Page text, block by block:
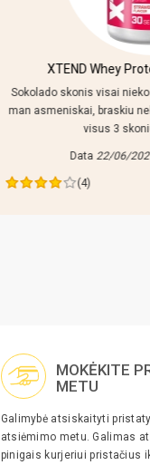
XTEND Whey
Sokolado skonis visai
man asmeniskai, braskiu
visus 3
Data 22/06/
(4)
MOKĖKITE
METU
Galimybė atsiskaityti
atsiėmimo metu. Galimas
pinigais kurjeriui pristačius